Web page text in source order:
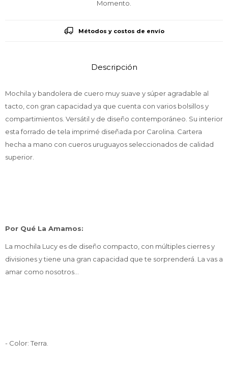
Momento.
Métodos y costos de envío
Descripción
Mochila y bandolera de cuero muy suave y súper agradable al
tacto, con gran capacidad ya que cuenta con varios bolsillos y
compartimientos. Versátil y de diseño contemporáneo. Su interior
esta forrado de tela imprimé diseñada por Carolina. Cartera
hecha a mano con cueros uruguayos seleccionados de calidad
superior.
Por Qué La Amamos:
La mochila Lucy es de diseño compacto, con múltiples cierres y
divisiones y tiene una gran capacidad que te sorprenderá. La vas a
amar como nosotros...
- Color: Terra.